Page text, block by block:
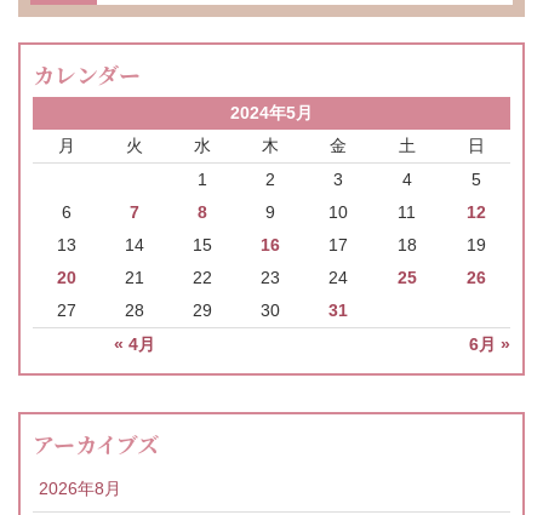
カレンダー
2024年5月
月
火 水 木 金 土 日
« 4月 6月 »
1 2 3 4
5
6
7 8 9 10 11
12
13
14 15 16 17 18
19
20
21 22 23 24 25
26
27
28 29 30 31
アーカイブズ
2026年8月